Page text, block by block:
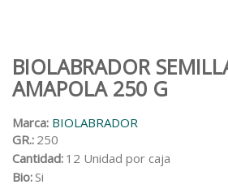
BIOLABRADOR
AMAPOLA 250 G
Marca: BIOLABRADOR
GR.: 250
Cantidad: 12 Unidad por caja
Bio:Si